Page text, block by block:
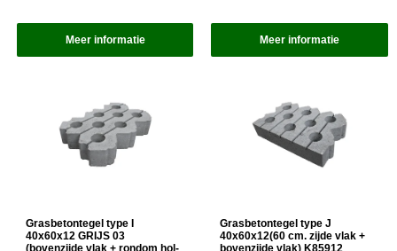
Meer informatie Meer informatie
Grasbetontegel type I
40x60x12 GRIJS 03
(bovenzijde vlak + rondom hol-
Grasbetontegel type J
40x60x12(60 cm. zijde vlak +
bovenzijde vlak) K85912